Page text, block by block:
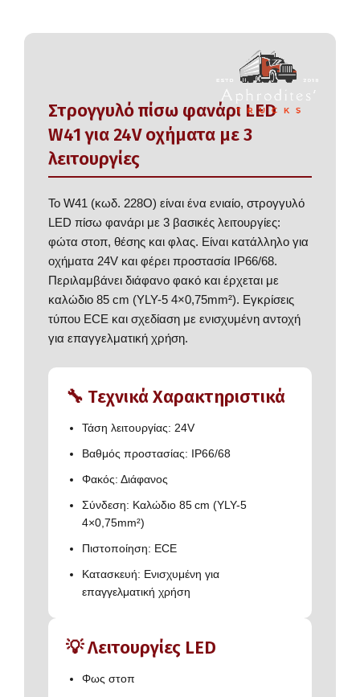
Στρογγυλό πίσω φανάρι LED
W41 για 24V οχήματα με 3
λειτουργίες
Το W41 (κωδ. 228O) είναι ένα ενιαίο, στρογγυλό
LED πίσω φανάρι με 3 βασικές λειτουργίες:
φώτα στοπ, θέσης και φλας. Είναι κατάλληλο για
οχήματα 24V και φέρει προστασία IP66/68.
Περιλαμβάνει διάφανο φακό και έρχεται με
καλώδιο 85 cm (YLY-5 4×0,75mm²). Εγκρίσεις
τύπου ECE και σχεδίαση με ενισχυμένη αντοχή
για επαγγελματική χρήση.
🔧 Τεχνικά Χαρακτηριστικά
Τάση λειτουργίας: 24V
Βαθμός προστασίας: IP66/68
Φακός: Διάφανος
Σύνδεση: Καλώδιο 85 cm (YLY-5
4×0,75mm²)
Πιστοποίηση: ECE
Κατασκευή: Ενισχυμένη για
επαγγελματική χρήση
💡 Λειτουργίες LED
Φως στοπ